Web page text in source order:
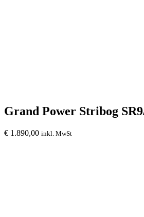
Grand Power Stribog
€ 1.890,00 inkl. MwSt